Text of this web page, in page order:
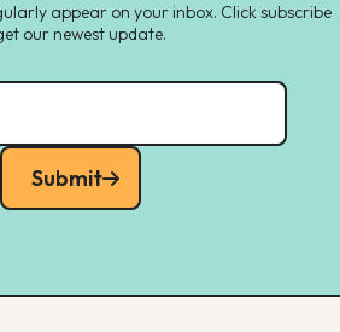
appear on your inbox. Click subscribe
our newest update.
Submit